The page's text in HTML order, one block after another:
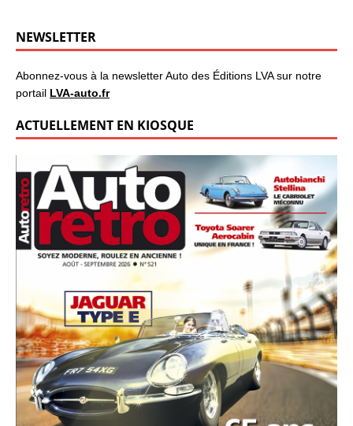
NEWSLETTER
Abonnez-vous à la newsletter Auto des Éditions LVA sur notre
portail LVA-auto.fr
ACTUELLEMENT EN KIOSQUE